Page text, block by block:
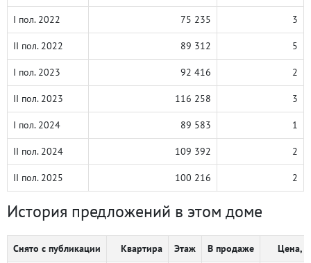
I пол. 2022 75 235 3
II пол. 2022 89 312 5
I пол. 2023 92 416 2
II пол. 2023 116 258 3
I пол. 2024 89 583 1
II пол. 2024 109 392 2
II пол. 2025 100 216 2
История предложений в этом доме
Снято с публикации Квартира Этаж В продаже Цена, ₽